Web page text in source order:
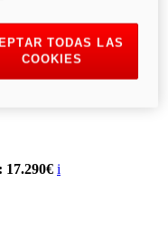
17.290€ i
TODAS LAS
COOKIES